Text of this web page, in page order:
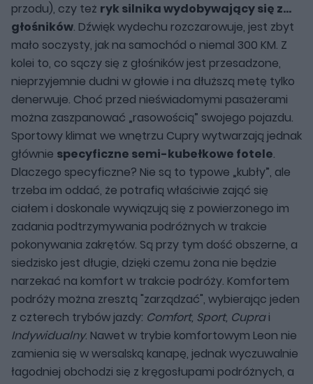
przodu), czy też ryk silnika wydobywający się z…
głośników. Dźwięk wydechu rozczarowuje, jest zbyt
mało soczysty, jak na samochód o niemal 300 KM. Z
kolei to, co sączy się z głośników jest przesadzone,
nieprzyjemnie dudni w głowie i na dłuższą metę tylko
denerwuje. Choć przed nieświadomymi pasażerami
można zaszpanować „rasowością” swojego pojazdu.
Sportowy klimat we wnętrzu Cupry wytwarzają jednak
głównie specyficzne semi-kubełkowe fotele.
Dlaczego specyficzne? Nie są to typowe „kubły”, ale
trzeba im oddać, że potrafią właściwie zająć się
ciałem i doskonale wywiązują się z powierzonego im
zadania podtrzymywania podróżnych w trakcie
pokonywania zakrętów. Są przy tym dość obszerne, a
siedzisko jest długie, dzięki czemu żona nie będzie
narzekać na komfort w trakcie podróży. Komfortem
podróży można zresztą "zarządzać", wybierając jeden
z czterech trybów jazdy: Comfort, Sport, Cuprai
Indywidualny. Nawet w trybie komfortowym Leon nie
zamienia się w wersalską kanapę, jednak wyczuwalnie
łagodniej obchodzi się z kręgosłupami podróżnych, a